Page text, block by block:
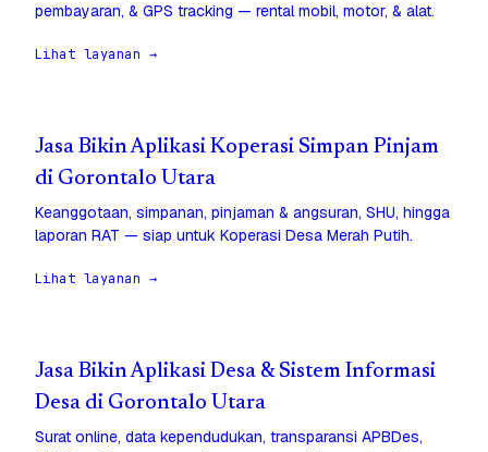
pembayaran, & GPS tracking — rental mobil, motor, & alat.
Lihat layanan →
Jasa Bikin Aplikasi Koperasi Simpan Pinjam
di Gorontalo Utara
Keanggotaan, simpanan, pinjaman & angsuran, SHU, hingga
laporan RAT — siap untuk Koperasi Desa Merah Putih.
Lihat layanan →
Jasa Bikin Aplikasi Desa & Sistem Informasi
Desa di Gorontalo Utara
Surat online, data kependudukan, transparansi APBDes,